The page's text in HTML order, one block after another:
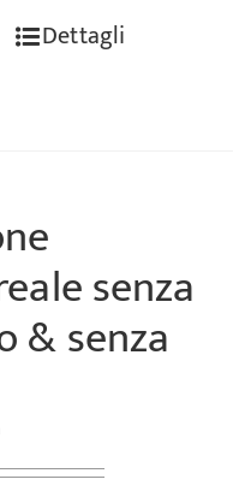
Dettagli
senza
& senza